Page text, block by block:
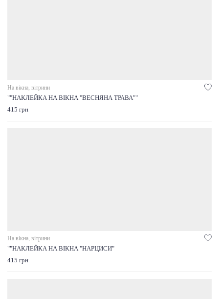
На вікна, вітрини
""НАКЛЕЙКА НА ВІКНА "ВЕСНЯНА ТРАВА""
415 грн
На вікна, вітрини
""НАКЛЕЙКА НА ВІКНА "НАРЦИСИ"
415 грн